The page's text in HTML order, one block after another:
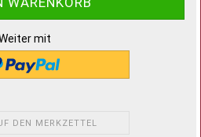
mit
DEN MERKZETTEL